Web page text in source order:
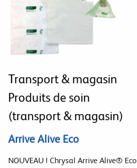
Transport & magasin
Produits de soin
(transport & magasin)
Arrive Alive Eco
NOUVEAU ! Chrysal Arrive Alive® Eco